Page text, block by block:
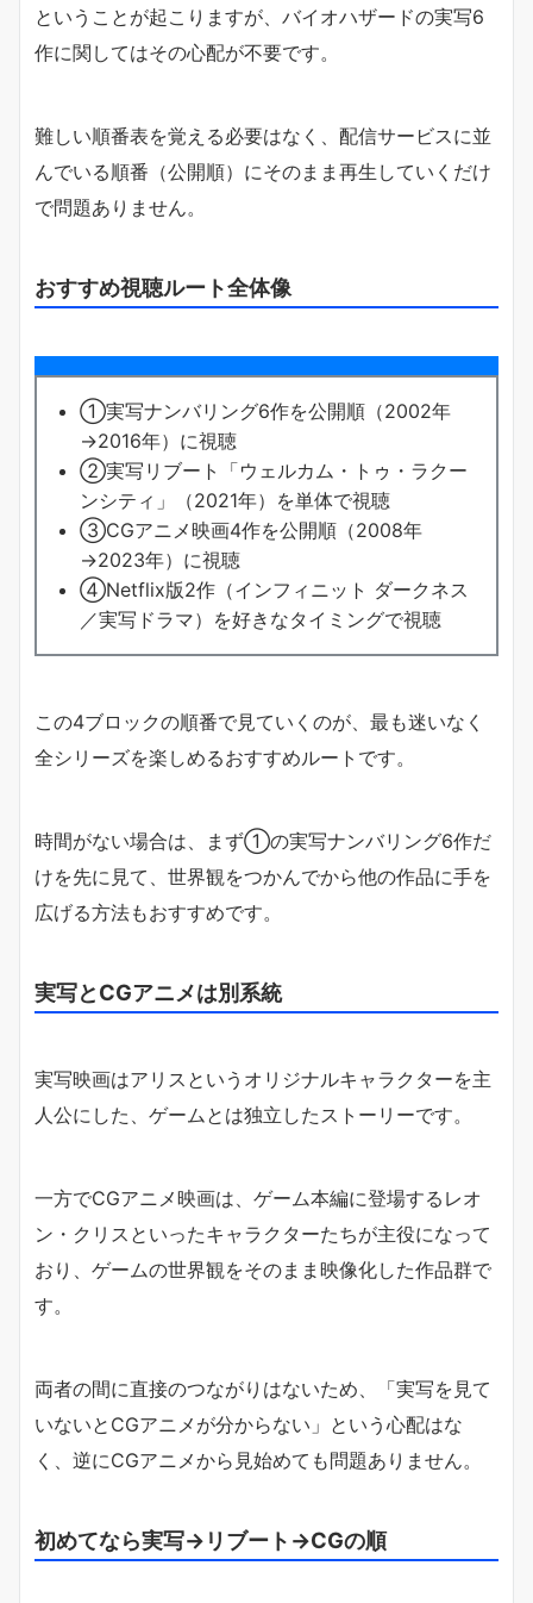
ということが起こりますが、バイオハザードの実写6
作に関してはその心配が不要です。
難しい順番表を覚える必要はなく、配信サービスに並
んでいる順番（公開順）にそのまま再生していくだけ
で問題ありません。
おすすめ視聴ルート全体像
①実写ナンバリング6作を公開順（2002年
→2016年）に視聴
②実写リブート「ウェルカム・トゥ・ラクー
ンシティ」（2021年）を単体で視聴
③CGアニメ映画4作を公開順（2008年
→2023年）に視聴
④Netflix版2作（インフィニット ダークネス
／実写ドラマ）を好きなタイミングで視聴
この4ブロックの順番で見ていくのが、最も迷いなく
全シリーズを楽しめるおすすめルートです。
時間がない場合は、まず①の実写ナンバリング6作だ
けを先に見て、世界観をつかんでから他の作品に手を
広げる方法もおすすめです。
実写とCGアニメは別系統
実写映画はアリスというオリジナルキャラクターを主
人公にした、ゲームとは独立したストーリーです。
一方でCGアニメ映画は、ゲーム本編に登場するレオ
ン・クリスといったキャラクターたちが主役になって
おり、ゲームの世界観をそのまま映像化した作品群で
す。
両者の間に直接のつながりはないため、「実写を見て
いないとCGアニメが分からない」という心配はな
く、逆にCGアニメから見始めても問題ありません。
初めてなら実写→リブート→CGの順